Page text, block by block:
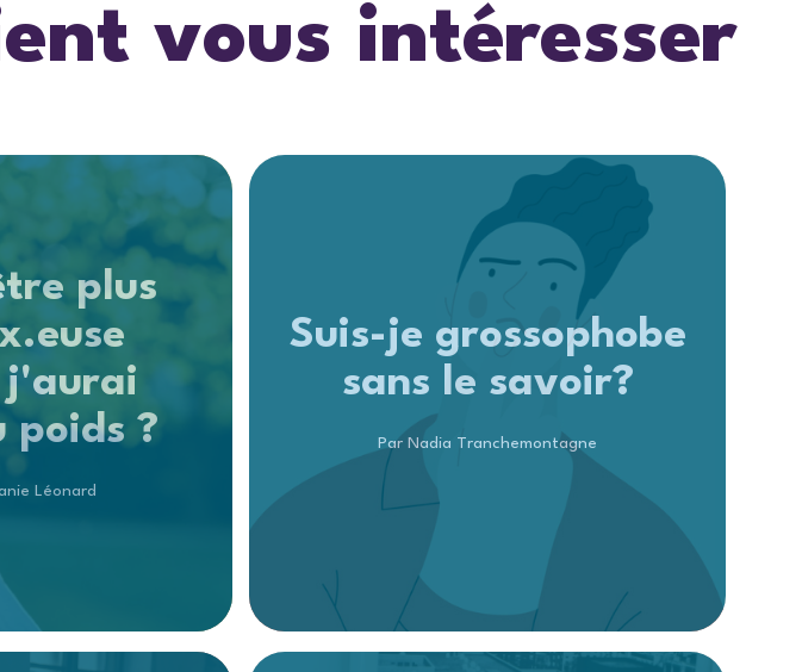
vous intéresser
plus
j'aurai
poids ?
Léonard
Suis-je grossophobe
sans le savoir?
Par Nadia Tranchemontagne